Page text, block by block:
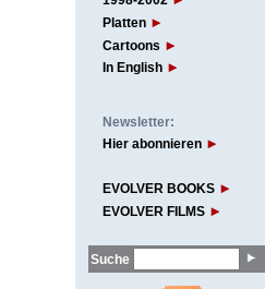
Platten
Cartoons
In English
Newsletter:
Hier abonnieren
EVOLVER BOOKS
EVOLVER FILMS
Suche